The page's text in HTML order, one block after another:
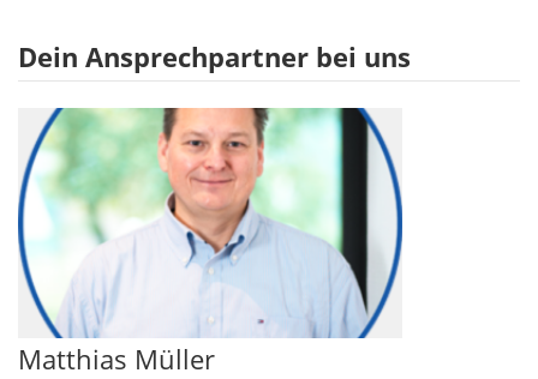
Dein Ansprechpartner bei uns
Matthias Müller